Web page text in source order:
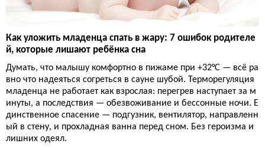
Как уложить младенца спать в жару: 7 ошибок родителе
й, которые лишают ребёнка сна
Думать, что малышу комфортно в пижаме при +32°C — всё ра
вно что надеяться согреться в сауне шубой. Терморегуляция
младенца не работает как взрослая: перегрев наступает за м
инуты, а последствия — обезвоживание и бессонные ночи. Е
динственное спасение — подгузник, вентилятор, направленн
ый в стену, и прохладная ванна перед сном. Без героизма и
лишних одеял.